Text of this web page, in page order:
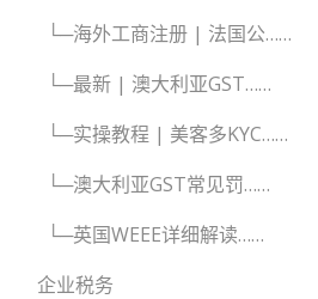
└─海外工商注册 | 法国公……
└─最新 | 澳大利亚GST……
└─实操教程 | 美客多KYC……
└─澳大利亚GST常见罚……
└─英国WEEE详细解读……
企业税务